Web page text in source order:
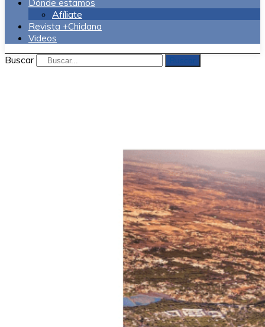
Dónde estamos
Afíliate
Revista +Chiclana
Videos
Buscar